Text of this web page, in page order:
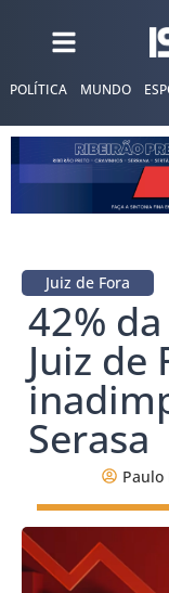
POLÍTICA MUNDO
Juiz de Fora
42%
Juiz de
Serasa
Paulo